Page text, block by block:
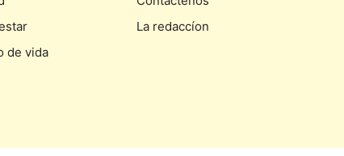
de vida
La redaccíon